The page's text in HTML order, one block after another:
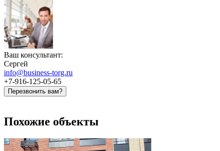
Ваш консультант:
Сергей
info@business-torg.ru
+7-916-125-05-65
Перезвонить вам?
Похожие объекты